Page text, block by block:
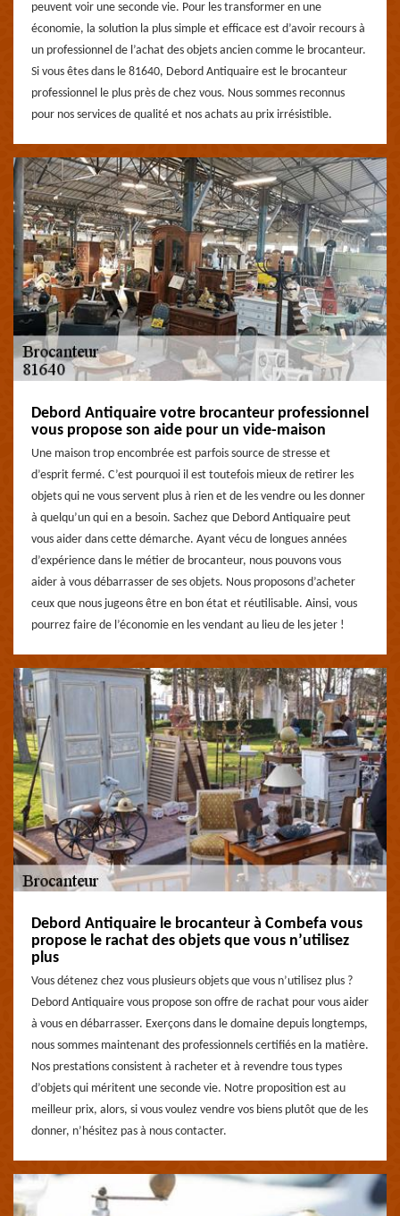
peuvent voir une seconde vie. Pour les transformer en une
économie, la solution la plus simple et efficace est d’avoir recours à
un professionnel de l’achat des objets ancien comme le brocanteur.
Si vous êtes dans le 81640, Debord Antiquaire est le brocanteur
professionnel le plus près de chez vous. Nous sommes reconnus
pour nos services de qualité et nos achats au prix irrésistible.
Debord Antiquaire votre brocanteur professionnel
vous propose son aide pour un vide-maison
Une maison trop encombrée est parfois source de stresse et
d’esprit fermé. C’est pourquoi il est toutefois mieux de retirer les
objets qui ne vous servent plus à rien et de les vendre ou les donner
à quelqu’un qui en a besoin. Sachez que Debord Antiquaire peut
vous aider dans cette démarche. Ayant vécu de longues années
d’expérience dans le métier de brocanteur, nous pouvons vous
aider à vous débarrasser de ses objets. Nous proposons d’acheter
ceux que nous jugeons être en bon état et réutilisable. Ainsi, vous
pourrez faire de l’économie en les vendant au lieu de les jeter !
Debord Antiquaire le brocanteur à Combefa vous
propose le rachat des objets que vous n’utilisez
plus
Vous détenez chez vous plusieurs objets que vous n’utilisez plus ?
Debord Antiquaire vous propose son offre de rachat pour vous aider
à vous en débarrasser. Exerçons dans le domaine depuis longtemps,
nous sommes maintenant des professionnels certifiés en la matière.
Nos prestations consistent à racheter et à revendre tous types
d’objets qui méritent une seconde vie. Notre proposition est au
meilleur prix, alors, si vous voulez vendre vos biens plutôt que de les
donner, n’hésitez pas à nous contacter.